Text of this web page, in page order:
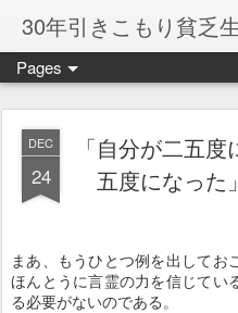
30年引きこもり貧乏
Pages
DEC
24
「自分が二五
五度になった
まあ、もうひとつ例を出してお
ほんとうに言霊の力を信じてい
る必要がないのである。